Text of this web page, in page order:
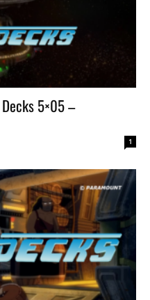
5×05 –
1